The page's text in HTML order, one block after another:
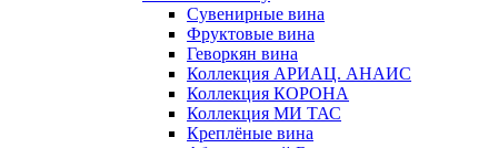
Сувенирные вина
Фруктовые вина
Геворкян вина
Коллекция АРИАЦ. АНАИС
Коллекция КОРОНА
Коллекция МИ ТАС
Креплёные вина